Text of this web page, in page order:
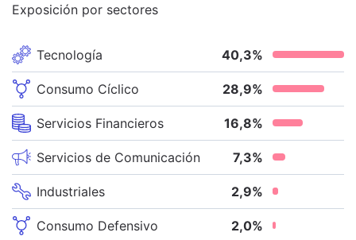
Exposición por sectores
Tecnología 40,3%
Consumo Cíclico 28,9%
Servicios Financieros 16,8%
Servicios de Comunicación 7,3%
Industriales 2,9%
Consumo Defensivo 2,0%